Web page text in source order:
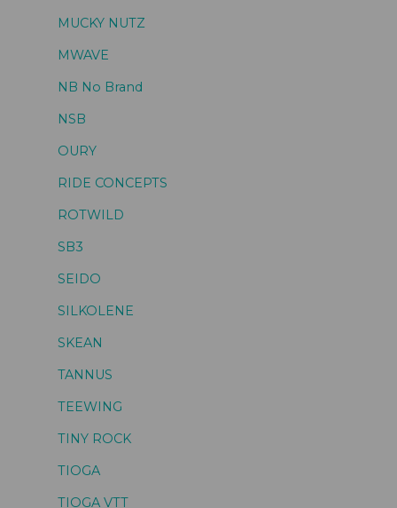
MUCKY NUTZ
MWAVE
NB No Brand
NSB
OURY
RIDE CONCEPTS
ROTWILD
SB3
SEIDO
SILKOLENE
SKEAN
TANNUS
TEEWING
TINY ROCK
TIOGA
TIOGA VTT